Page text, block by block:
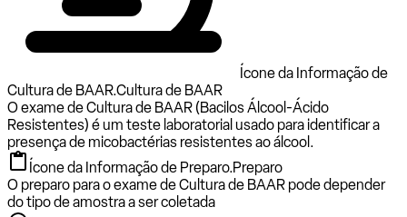
Ícone da Informação de
Cultura de BAAR.Cultura de BAAR
O exame de Cultura de BAAR (Bacilos Álcool-Ácido
Resistentes) é um teste laboratorial usado para identificar a
presença de micobactérias resistentes ao álcool.
Ícone da Informação de Preparo.Preparo
O preparo para o exame de Cultura de BAAR pode depender
do tipo de amostra a ser coletada